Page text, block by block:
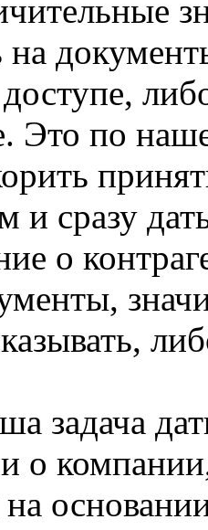
на
Это по
и сразу
о
задача
о